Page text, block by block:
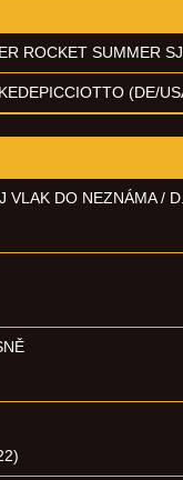
ROCKET SUMMER
(DE/
VLAK DO NEZNÁMA /